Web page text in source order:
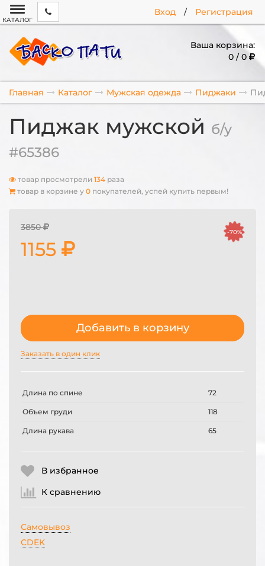
Вход / Регистрация
КАТАЛОГ
Ваша корзина:
0 / 0
Главная Каталог Мужская одежда Пиджаки
Пиджак мужской б/у
#65386
товар просмотрели 134 раза
товар в корзине у 0 покупателей, успей купить первым!
3850
1155
-70%
Добавить в корзину
Заказать в один клик
Длина по спине 72
Объем груди 118
Длина рукава 65
В избранное
К сравнению
Самовывоз
CDEK